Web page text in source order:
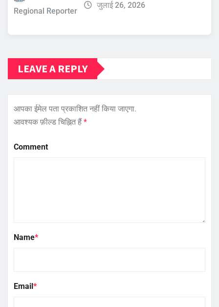
Regional Reporter
जुलाई 26, 2026
LEAVE A REPLY
आपका ईमेल पता प्रकाशित नहीं किया जाएगा.
आवश्यक फ़ील्ड चिह्नित हैं *
Comment
Name*
Email*